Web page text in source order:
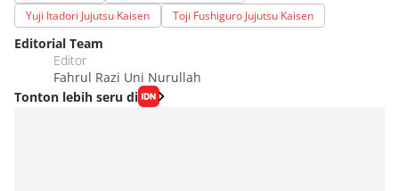
Yuji Itadori Jujutsu Kaisen
Toji Fushiguro Jujutsu Kaisen
Editorial Team
Editor
Fahrul Razi Uni Nurullah
Tonton lebih seru di